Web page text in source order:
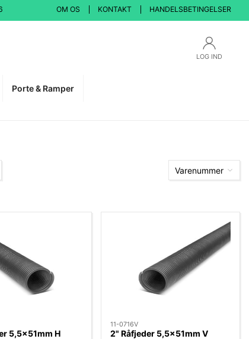
OM OS KONTAKT HANDELSBETINGELSER
LOG IND
Porte & Ramper
Varenummer
5,5x51mm H
11-0716V
2" Råfjeder 5,5x51mm V